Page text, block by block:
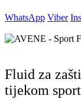
WhatsApp Viber
Fluid za
tijekom